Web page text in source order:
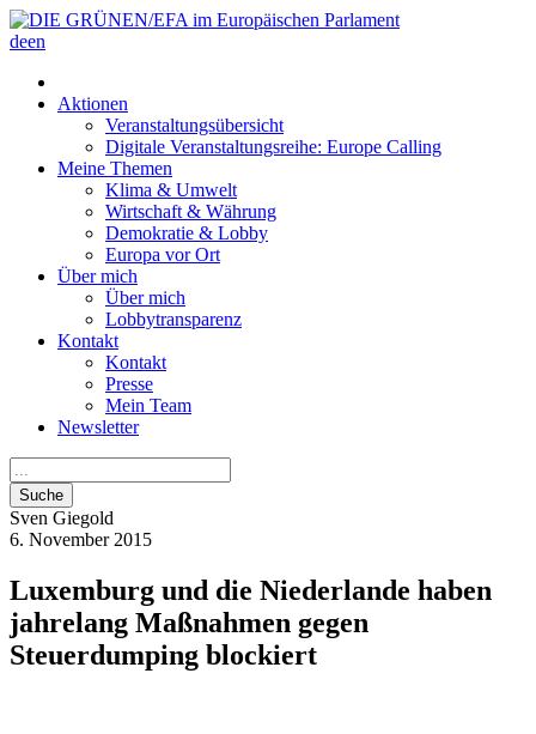
deen
Aktionen
Veranstaltungsübersicht
Digitale Veranstaltungsreihe: Europe Calling
Meine Themen
Klima & Umwelt
Wirtschaft & Währung
Demokratie & Lobby
Europa vor Ort
Über mich
Über mich
Lobbytransparenz
Kontakt
Kontakt
Presse
Mein Team
Newsletter
Suche
Sven Giegold
6. November 2015
Luxemburg und die Niederlande haben
jahrelang Maßnahmen gegen
Steuerdumping blockiert